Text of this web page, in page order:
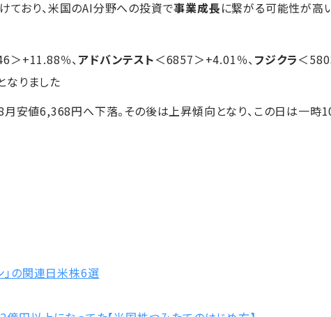
ており、米国のAI分野への投資で事業成長に繋がる可能性が高
＞+11.88％、アドバンテスト＜6857＞+4.01％、フジクラ＜
りました
安値6,368円へ下落。その後は上昇傾向となり、この日は一時
」の関連日米株6選